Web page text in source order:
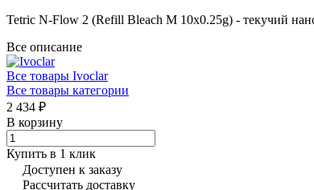
Tetric N-Flow 2 (Refill Bleach M 10x0.25g) - текучий
Все описание
Все товары Ivoclar
Все товары категории
2 434 ₽
В корзину
Купить в 1 клик
Доступен к заказу
Рассчитать доставку